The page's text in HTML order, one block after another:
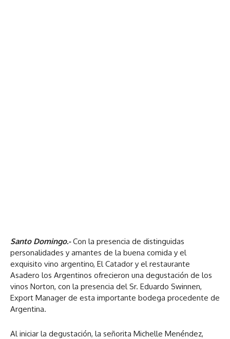
Santo Domingo.-Con la presencia de distinguidas
personalidades y amantes de la buena comida y el
exquisito vino argentino, El Catador y el restaurante
Asadero los Argentinos ofrecieron una degustación de los
vinos Norton, con la presencia del Sr. Eduardo Swinnen,
Export Manager de esta importante bodega procedente de
Argentina.
Al iniciar la degustación, la señorita Michelle Menéndez,